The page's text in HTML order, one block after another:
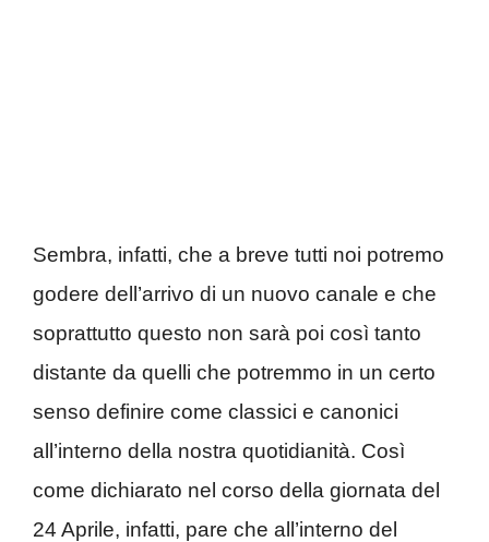
Sembra, infatti, che a breve tutti noi potremo
godere dell’arrivo di un nuovo canale e che
soprattutto questo non sarà poi così tanto
distante da quelli che potremmo in un certo
senso definire come classici e canonici
all’interno della nostra quotidianità. Così
come dichiarato nel corso della giornata del
24 Aprile, infatti, pare che all’interno del